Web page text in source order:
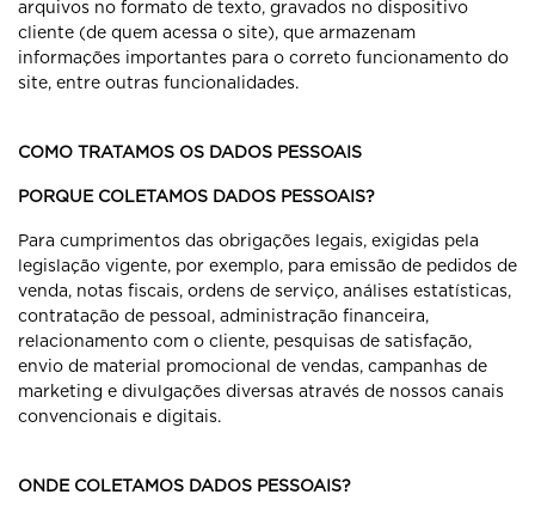
arquivos no formato de texto, gravados no dispositivo
cliente (de quem acessa o site), que armazenam
informações importantes para o correto funcionamento do
site, entre outras funcionalidades.
COMO TRATAMOS OS DADOS PESSOAIS
PORQUE COLETAMOS DADOS PESSOAIS?
Para cumprimentos das obrigações legais, exigidas pela
legislação vigente, por exemplo, para emissão de pedidos de
venda, notas fiscais, ordens de serviço, análises estatísticas,
contratação de pessoal, administração financeira,
relacionamento com o cliente, pesquisas de satisfação,
envio de material promocional de vendas, campanhas de
marketing e divulgações diversas através de nossos canais
convencionais e digitais.
ONDE COLETAMOS DADOS PESSOAIS?